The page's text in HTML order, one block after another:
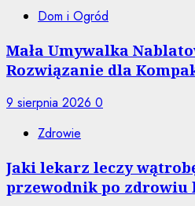
Dom i Ogród
Mała Umywalka
Rozwiązanie dla
9 sierpnia 2026 0
Zdrowie
Jaki lekarz leczy
przewodnik po zdrowiu